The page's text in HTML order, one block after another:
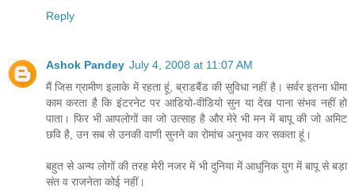
Reply
Ashok Pandey July 4, 2008 at 11:07 AM
मैं जिस ग्रामीण इलाके में रहता हूं, ब्राडबैंड की सुविधा नहीं है। सर्वर इतना धीमा
काम करता है कि इंटरनेट पर आडियो-वीडियो सुन या देख पाना संभव नहीं हो
पाता। फिर भी आपलोगों का जो उत्‍साह है और मेरे भी मन में बापू की जो अमिट
छवि है, उन सब से उनकी वाणी सुनने का रोमांच अनुभव कर सकता हूं।
बहुत से अन्‍य लोगों की तरह मेरी नजर में भी दुनिया में आधुनिक युग में बापू से बड़ा
संत व राजनेता कोई नहीं।